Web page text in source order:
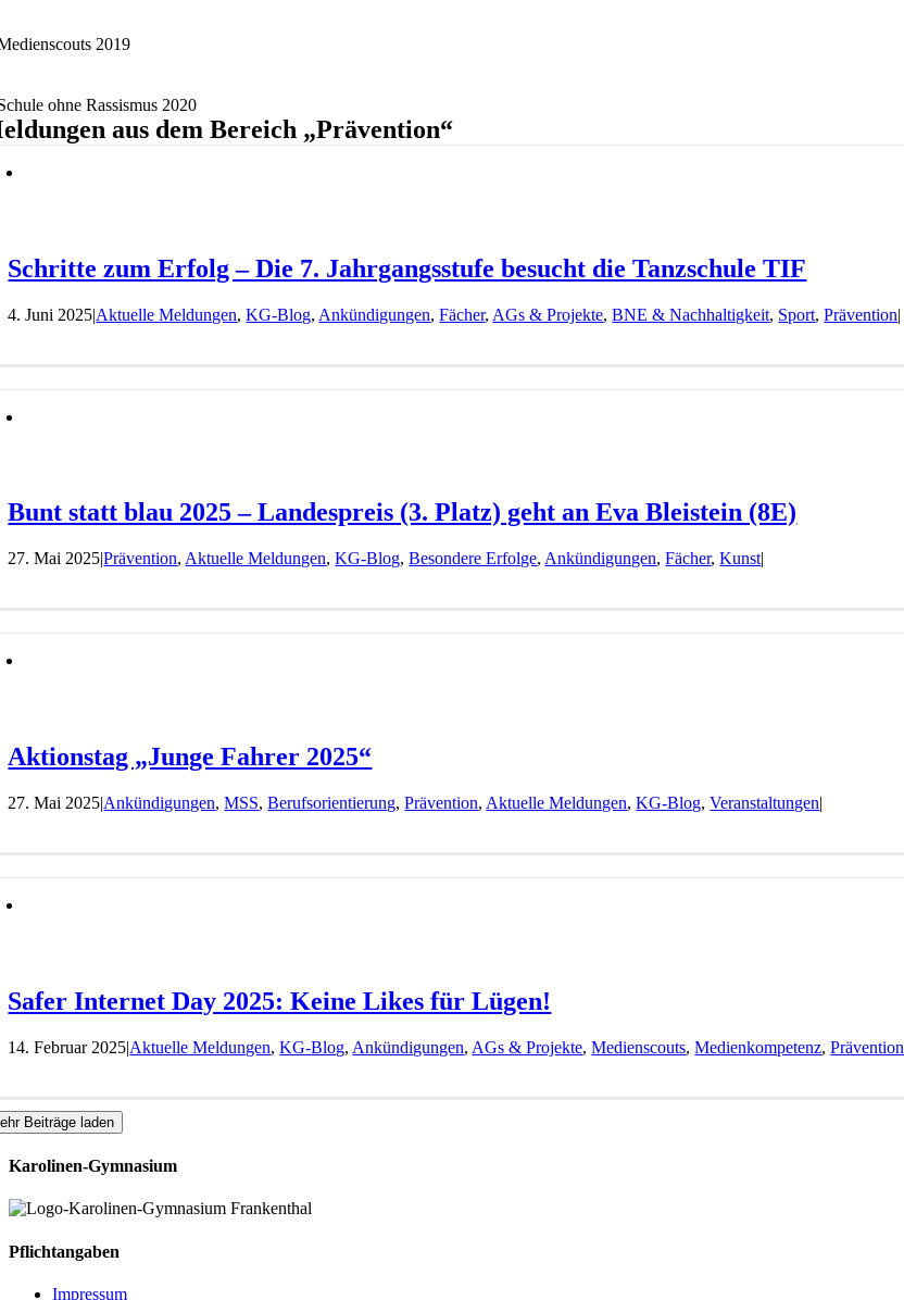
aus dem Bereich „Prävention“
Schritte zum Erfolg – Die 7. Jahrgangsstufe besucht die Tanzschule TIF
4. Juni 2025|Aktuelle Meldungen,KG-Blog, Ankündigungen,Fächer, AGs & Projekte,BNE & Nachhaltigkeit, Sport,Prävention|
Bunt statt blau 2025 – Landespreis (3. Platz) geht an Eva Bleistein (8E)
27. Mai 2025|Prävention, Aktuelle Meldungen,KG-Blog,Besondere Erfolge, Ankündigungen,Fächer,Kunst|
Aktionstag „Junge Fahrer 2025“
27. Mai 2025|Ankündigungen,MSS,Berufsorientierung,Prävention, Aktuelle Meldungen,KG-Blog,Veranstaltungen|
Safer Internet Day 2025: Keine Likes für Lügen!
14. Februar 2025|Aktuelle Meldungen,KG-Blog, Ankündigungen, AGs & Projekte,Medienscouts,Medienkompetenz,Prävention
Beiträge laden
Karolinen-Gymnasium
Pflichtangaben
Impressum